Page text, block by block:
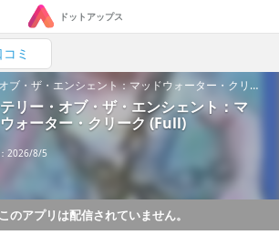
ドットアップス
コミ
アプリ「ミステリー・オブ・ザ・エンシェント：マッドウォーター・クリーク (Full)」の魅力を紹介！
リー・オブ・ザ・エンシェント：マ
ォーター・クリーク (Full)
2026/8/5
のアプリは配信されていません。